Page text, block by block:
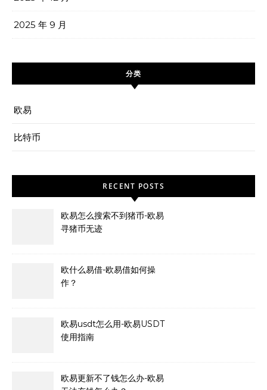
2025 年 9 月
分类
欧易
比特币
RECENT POSTS
欧易怎么搜索不到猪币-欧易
寻猪币无迹
欧什么易借-欧易借如何操
作？
欧易usdt怎么用-欧易USDT
使用指南
欧易更新不了钱怎么办-欧易